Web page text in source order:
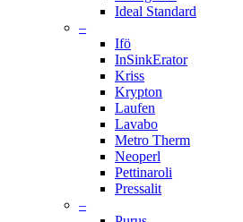
Ideal Standard
–
Ifö
InSinkErator
Kriss
Krypton
Laufen
Lavabo
Metro Therm
Neoperl
Pettinaroli
Pressalit
–